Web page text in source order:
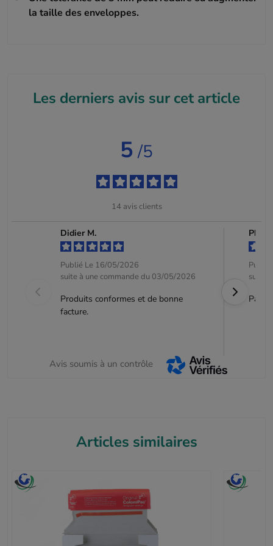
la taille des enveloppes.
Les derniers avis sur cet article
5 /5
14 avis clients
Didier M.
Publié Le 16/05/2026
suite à une commande du 03/05/2026
Produits conformes et de bonne
facture.
suite
Avis soumis à un contrôle
Articles similaires